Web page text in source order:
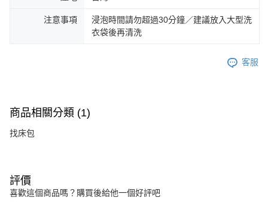
注意事項
浸泡時間請勿超過30分鐘／建議放入大型洗
衣袋後再清洗
客服
商品相關分類 (1)
找床包
評價
喜歡這個商品嗎？購買後給他一個好評吧